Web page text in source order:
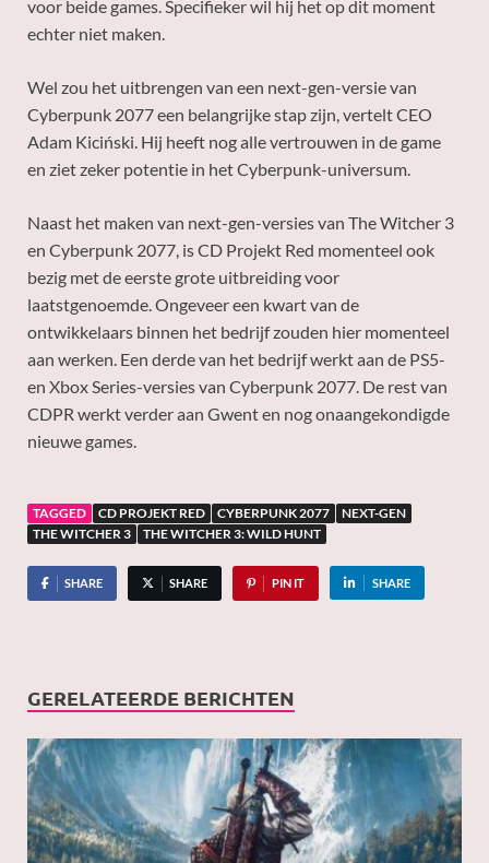
voor beide games. Specifieker wil hij het op dit moment
echter niet maken.
Wel zou het uitbrengen van een next-gen-versie van
Cyberpunk 2077 een belangrijke stap zijn, vertelt CEO
Adam Kiciński. Hij heeft nog alle vertrouwen in de game
en ziet zeker potentie in het Cyberpunk-universum.
Naast het maken van next-gen-versies van The Witcher 3
en Cyberpunk 2077, is CD Projekt Red momenteel ook
bezig met de eerste grote uitbreiding voor
laatstgenoemde. Ongeveer een kwart van de
ontwikkelaars binnen het bedrijf zouden hier momenteel
aan werken. Een derde van het bedrijf werkt aan de PS5-
en Xbox Series-versies van Cyberpunk 2077. De rest van
CDPR werkt verder aan Gwent en nog onaangekondigde
nieuwe games.
TAGGED CD PROJEKT RED CYBERPUNK 2077
NEXT-GEN
THE WITCHER 3
THE WITCHER 3: WILD HUNT
SHARE SHARE PIN IT SHARE
GERELATEERDE BERICHTEN